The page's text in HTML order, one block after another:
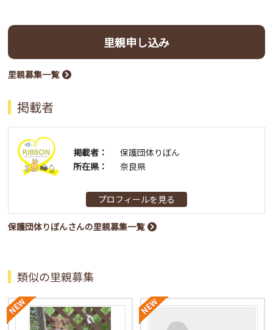
里親申し込み
里親募集一覧
掲載者
掲載者：
保護団体りぼん
所在県：
奈良県
プロフィールを見る
保護団体りぼんさんの里親募集一覧
類似の里親募集